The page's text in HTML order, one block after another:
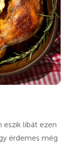
eszik libát ezen
érdemes még